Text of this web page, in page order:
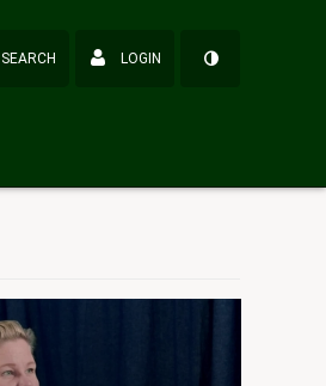
SEARCH LOGIN